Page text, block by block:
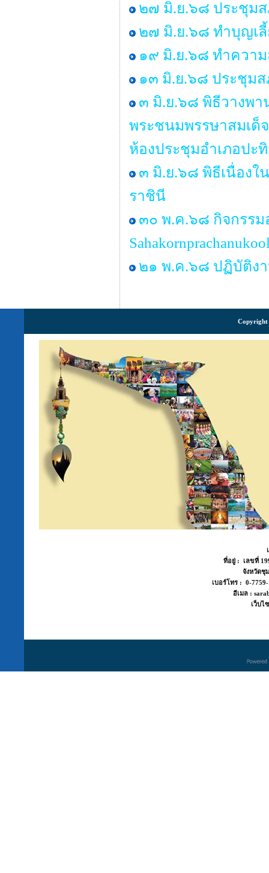
๒๗ มิ.ย.๖๘ ประชุม
๒๗ มิ.ย.๖๘ ทำบุญเลี้
๑๙ มิ.ย.๖๘ ทำควา
๑๓ มิ.ย.๖๘ ประชุมส
๓ มิ.ย.๖๘ พิธีวางพา
พระชนมพรรษาสมเ
ห้องประชุมอำเภอปะ
๓ มิ.ย.๖๘ พิธีเนื่องใ
ราชินี
๓๐ พ.ค.๖๘ กิจกรร
๒๑ พ.ค.๖๘ ปฏิบัติง
Copyright
ที่อยู่ : เลขที่
จังหวัด
เบอร์โทร : 0-
อีเมล :
เว็บไ